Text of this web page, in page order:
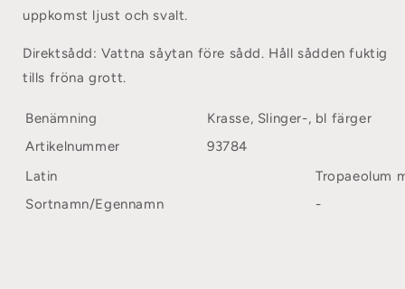
uppkomst ljust och svalt.
Direktsådd:Vattna såytan före sådd. Håll sådden fuktig
tills fröna grott.
Benämning
Krasse, Slinger-, bl färger
Artikelnummer
93784
Latin
Tropaeolum
Sortnamn/Egennamn
-